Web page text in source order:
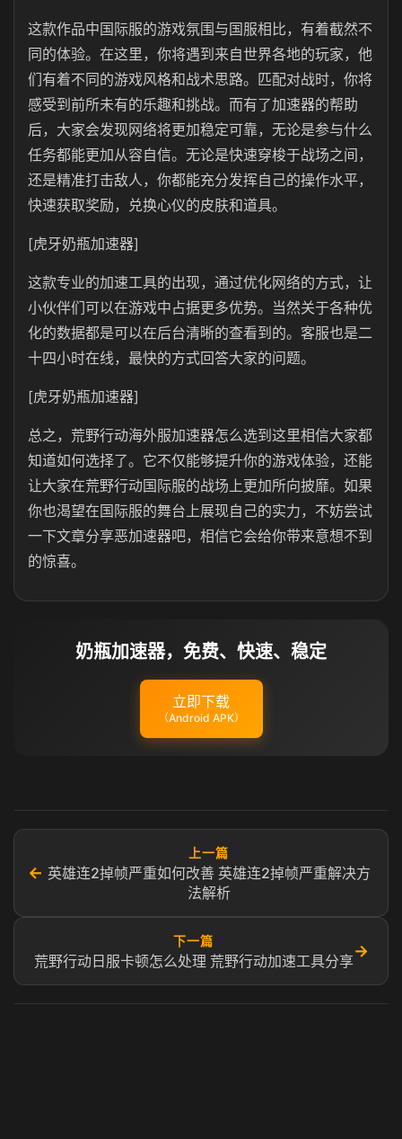
这款作品中国际服的游戏氛围与国服相比，有着截然不
同的体验。在这里，你将遇到来自世界各地的玩家，他
们有着不同的游戏风格和战术思路。匹配对战时，你将
感受到前所未有的乐趣和挑战。而有了加速器的帮助
后，大家会发现网络将更加稳定可靠，无论是参与什么
任务都能更加从容自信。无论是快速穿梭于战场之间，
还是精准打击敌人，你都能充分发挥自己的操作水平，
快速获取奖励，兑换心仪的皮肤和道具。
[虎牙奶瓶加速器]
这款专业的加速工具的出现，通过优化网络的方式，让
小伙伴们可以在游戏中占据更多优势。当然关于各种优
化的数据都是可以在后台清晰的查看到的。客服也是二
十四小时在线，最快的方式回答大家的问题。
[虎牙奶瓶加速器]
总之，荒野行动海外服加速器怎么选到这里相信大家都
知道如何选择了。它不仅能够提升你的游戏体验，还能
让大家在荒野行动国际服的战场上更加所向披靡。如果
你也渴望在国际服的舞台上展现自己的实力，不妨尝试
一下文章分享恶加速器吧，相信它会给你带来意想不到
的惊喜。
奶瓶加速器，免费、快速、稳定
立即下载
（Android APK）
←
上一篇
英雄连2掉帧严重如何改善 英雄连2掉帧严重解决方
法解析
下一篇
荒野行动日服卡顿怎么处理 荒野行动加速工具分享
→